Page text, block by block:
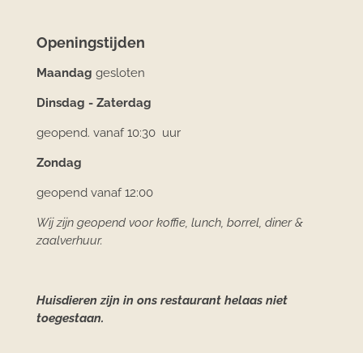
Openingstijden
Maandag gesloten
Dinsdag - Zaterdag
geopend. vanaf 10:30 uur
Zondag
geopend vanaf 12:00
Wij zijn geopend voor koffie, lunch, borrel, diner &
zaalverhuur.
Huisdieren zijn in ons restaurant helaas niet
toegestaan.